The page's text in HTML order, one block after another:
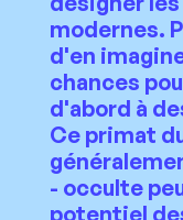
modernes.
d'en
chances
d'abord à
Ce primat
- occulte
potentiel